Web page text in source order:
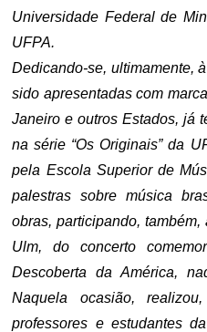
Universidade Federal de
UFPA.
Dedicando-se, ultimamente,
sido apresentadas com
Janeiro e outros Estados, já
na série “Os Originais” da
pela Escola Superior de
palestras sobre música
obras, participando,
Ulm, do concerto
Descoberta da América,
Naquela ocasião,
professores e estudantes